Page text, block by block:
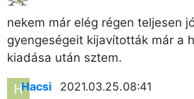
nekem már elég régen teljesen
gyengeségeit kijavították már a
kiadása után sztem.
Hacsi 2021.03.25. 08:41